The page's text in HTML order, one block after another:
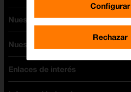
Nuestras tarifas
Tarifas Orange
Tarifas fibra y móvil
Tarifas móviles
Tarifas internet y fibra
Nuestros dispositivos
Ofertas en móviles
iPhone
Enlaces de interés
Configurar
Rechazar